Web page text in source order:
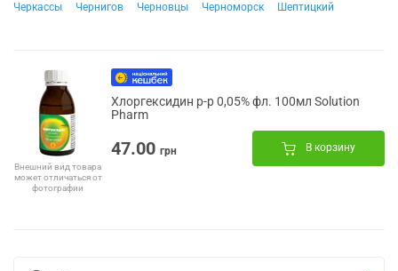
Черкассы
Чернигов Черновцы Черноморск Шептицкий
Внешний вид товара
может отличаться от
фотографии
Хлоргексидин р-р 0,05% фл. 100мл Solution
Pharm
47.00 грн В корзину